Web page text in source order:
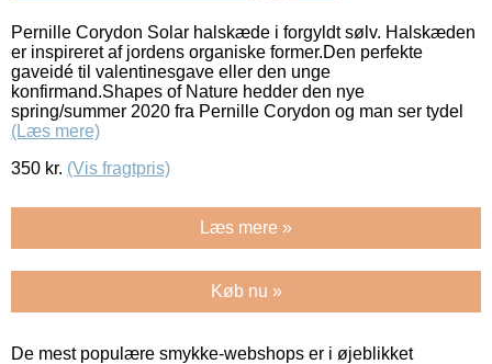
Pernille Corydon Solar halskæde i forgyldt sølv. Halskæden
er inspireret af jordens organiske former.Den perfekte
gaveidé til valentinesgave eller den unge
konfirmand.Shapes of Nature hedder den nye
spring/summer 2020 fra Pernille Corydon og man ser tydel
(Læs mere)
350 kr. (Vis fragtpris)
Læs mere »
Køb nu »
De mest populære smykke-webshops er i øjeblikket